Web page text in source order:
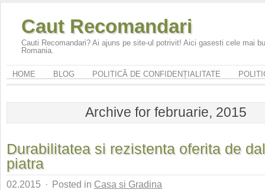
Caut Recomandari
Cauti Recomandari? Ai ajuns pe site-ul potrivit! Aici gasesti cele mai
Romania.
HOME BLOG POLITICĂ DE CONFIDENȚIALITATE
Archive for februarie, 2015
Durabilitatea si rezistenta oferita de
piatra
02.2015 · Posted in Casa si Gradina